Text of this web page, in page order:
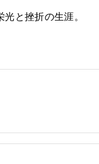
と挫折の生涯。